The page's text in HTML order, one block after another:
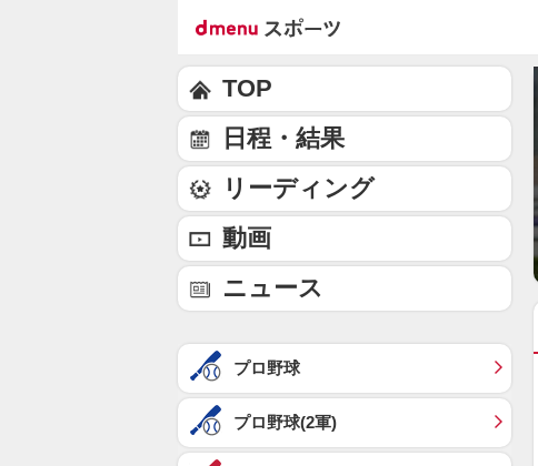
TOP
日程・結果
リーディング
動画
ニュース
プロ野球
プロ野球(2軍)